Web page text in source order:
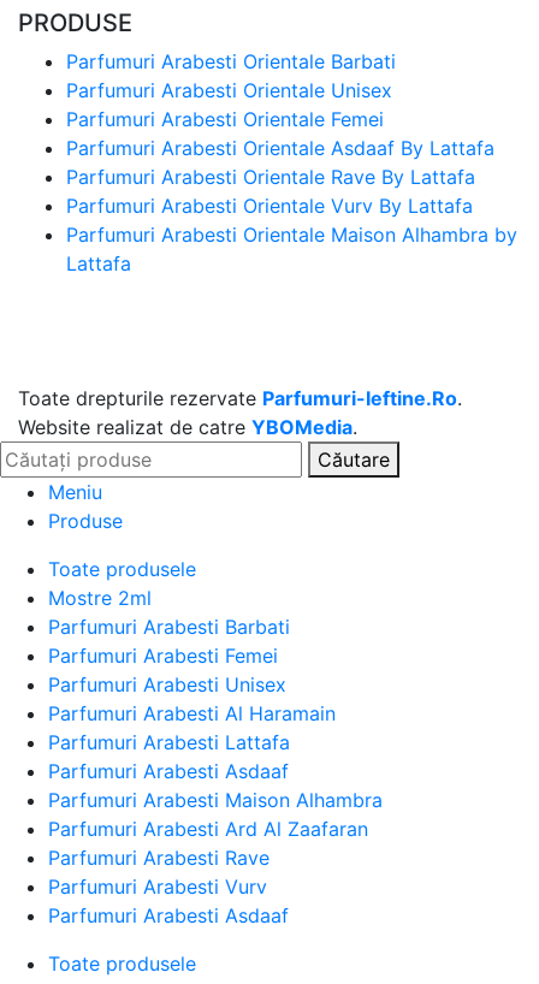
PRODUSE
Parfumuri Arabesti Orientale Barbati
Parfumuri Arabesti Orientale Unisex
Parfumuri Arabesti Orientale Femei
Parfumuri Arabesti Orientale Asdaaf By Lattafa
Parfumuri Arabesti Orientale Rave By Lattafa
Parfumuri Arabesti Orientale Vurv By Lattafa
Parfumuri Arabesti Orientale Maison Alhambra by
Lattafa
Toate drepturile rezervate Parfumuri-Ieftine.Ro.
Website realizat de catre YBOMedia.
Căutare
Meniu
Produse
Toate produsele
Mostre 2ml
Parfumuri Arabesti Barbati
Parfumuri Arabesti Femei
Parfumuri Arabesti Unisex
Parfumuri Arabesti Al Haramain
Parfumuri Arabesti Lattafa
Parfumuri Arabesti Asdaaf
Parfumuri Arabesti Maison Alhambra
Parfumuri Arabesti Ard Al Zaafaran
Parfumuri Arabesti Rave
Parfumuri Arabesti Vurv
Parfumuri Arabesti Asdaaf
Toate produsele